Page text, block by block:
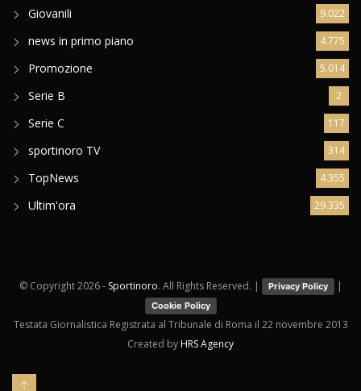
Giovanili 9.022
news in primo piano 4.775
Promozione 5.014
Serie B 2
Serie C 117
sportinoro TV 314
TopNews 4.355
Ultim'ora 29.335
© Copyright2026 - Sportinoro. All Rights Reserved. | Privacy Policy |
Cookie Policy
Testata Giornalistica Registrata al Tribunale di Roma il 22 novembre 2013
Created by HRS Agency